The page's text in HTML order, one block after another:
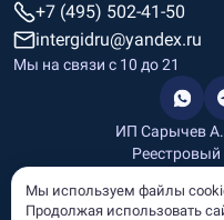
+7 (495) 502-41-50
intergidru@yandex.ru
Мы на связи c 10 до 21
ИП Сарычев
Информация,
Мы используем файлы
Продолжая использовать